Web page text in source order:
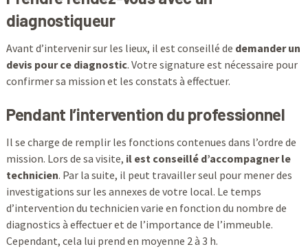
diagnostiqueur
Avant d’intervenir sur les lieux, il est conseillé de demander un
devis pour ce diagnostic. Votre signature est nécessaire pour
confirmer sa mission et les constats à effectuer.
Pendant l’intervention du professionnel
Il se charge de remplir les fonctions contenues dans l’ordre de
mission. Lors de sa visite, il est conseillé d’accompagner le
technicien. Par la suite, il peut travailler seul pour mener des
investigations sur les annexes de votre local. Le temps
d’intervention du technicien varie en fonction du nombre de
diagnostics à effectuer et de l’importance de l’immeuble.
Cependant, cela lui prend en moyenne 2 à 3 h.